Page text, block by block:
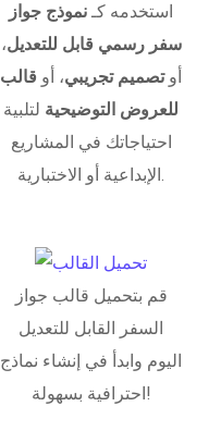
استخدمه كـنموذج جواز
سفر رسمي قابل للتعديل،
أوتصميم تجريبي، أو قالب
للعروض التوضيحية لتلبية
احتياجاتك في المشاريع
الإبداعية أو الاختبارية.
قم بتحميل قالب جواز
السفر القابل للتعديل
اليوم وابدأ في إنشاء نماذج
احترافية بسهولة!